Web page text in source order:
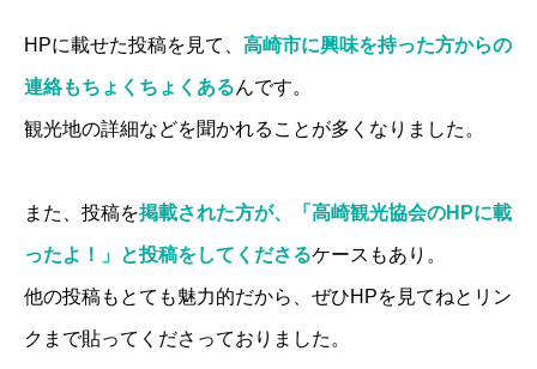
HPに載せた投稿を見て、 高崎市に興味を持った方からの
連絡もちょくちょくあるんです。
観光地の詳細などを聞かれることが多くなりました。
また、投稿を掲載された方が、「高崎観光協会のHPに載
ったよ！」と投稿をしてくださるケースもあり。
他の投稿もとても魅力的だから、ぜひHPを見てねとリン
クまで貼ってくださっておりました。